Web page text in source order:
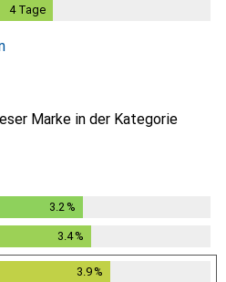
4Tage
Marke in der Kategorie
3.2%
3.4%
3.9 %